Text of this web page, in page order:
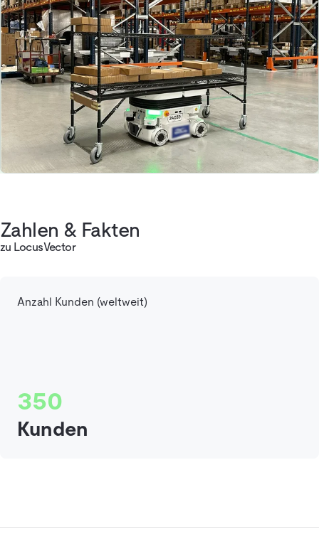
Zahlen & Fakten
zu LocusVector
Anzahl Kunden (weltweit)
350
Kunden